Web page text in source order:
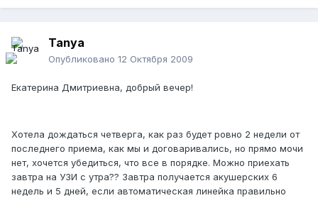
Tanya
Опубликовано 12 Октября 2009
Екатерина Дмитриевна, добрый вечер!
Хотела дождаться четверга, как раз будет ровно 2 недели от
последнего приема, как мы и договаривались, но прямо мочи
нет, хочется убедиться, что все в порядке. Можно приехать
завтра на УЗИ с утра?? Завтра получается акушерских 6
недель и 5 дней, если автоматическая линейка правильно